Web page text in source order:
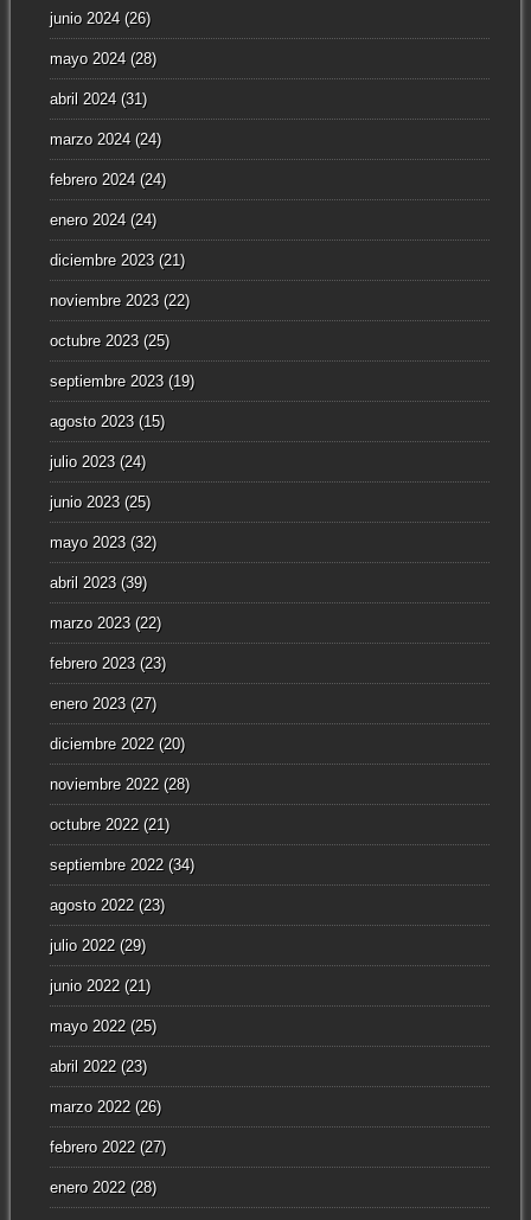
junio 2024(26)
mayo 2024(28)
abril 2024(31)
marzo 2024(24)
febrero 2024(24)
enero 2024(24)
diciembre 2023(21)
noviembre 2023(22)
octubre 2023(25)
septiembre 2023(19)
agosto 2023(15)
julio 2023(24)
junio 2023(25)
mayo 2023(32)
abril 2023(39)
marzo 2023(22)
febrero 2023(23)
enero 2023(27)
diciembre 2022(20)
noviembre 2022(28)
octubre 2022(21)
septiembre 2022(34)
agosto 2022(23)
julio 2022(29)
junio 2022(21)
mayo 2022(25)
abril 2022(23)
marzo 2022(26)
febrero 2022(27)
enero 2022(28)